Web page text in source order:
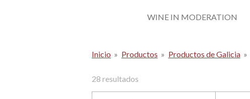
WINE IN MODERATION
Inicio » Productos » Productos de Galicia »
28 resultados